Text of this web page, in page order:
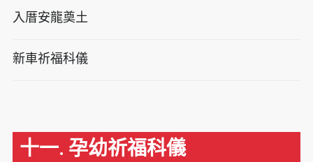
入厝安龍奠土
新車祈福科儀
十一. 孕幼祈福科儀